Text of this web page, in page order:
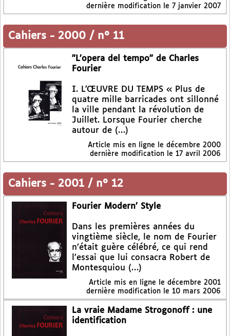
dernière modification le 7 janvier 2007
Cahiers - 2000 / n° 11
"L’opera del tempo" de Charles
Fourier
I. L’ŒUVRE DU TEMPS « Plus de
quatre mille barricades ont sillonné
la ville pendant la révolution de
Juillet. Lorsque Fourier cherche
autour de (…)
Article mis en ligne le décembre 2000
dernière modification le 17 avril 2006
Cahiers - 2001 / n° 12
Fourier Modern’ Style
Dans les premières années du
vingtième siècle, le nom de Fourier
n’était guère célébré, ce qui rend
l’essai que lui consacra Robert de
Montesquiou (…)
Article mis en ligne le décembre 2001
dernière modification le 10 mars 2006
La vraie Madame Strogonoff : une
identification